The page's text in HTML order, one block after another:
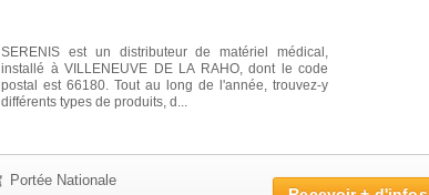
SERENIS est un distributeur de matériel médical,
installé à VILLENEUVE DE LA RAHO, dont le code
postal est 66180. Tout au long de l'année, trouvez-y
différents types de produits, d...
Portée Nationale